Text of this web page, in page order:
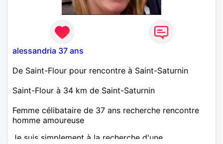
alessandria 37 ans
De Saint-Flour pour rencontre à Saint-Saturnin
Saint-Flour à 34 km de Saint-Saturnin
Femme célibataire de 37 ans recherche rencontre
homme amoureuse
Je suis simplement à la recherche d'une